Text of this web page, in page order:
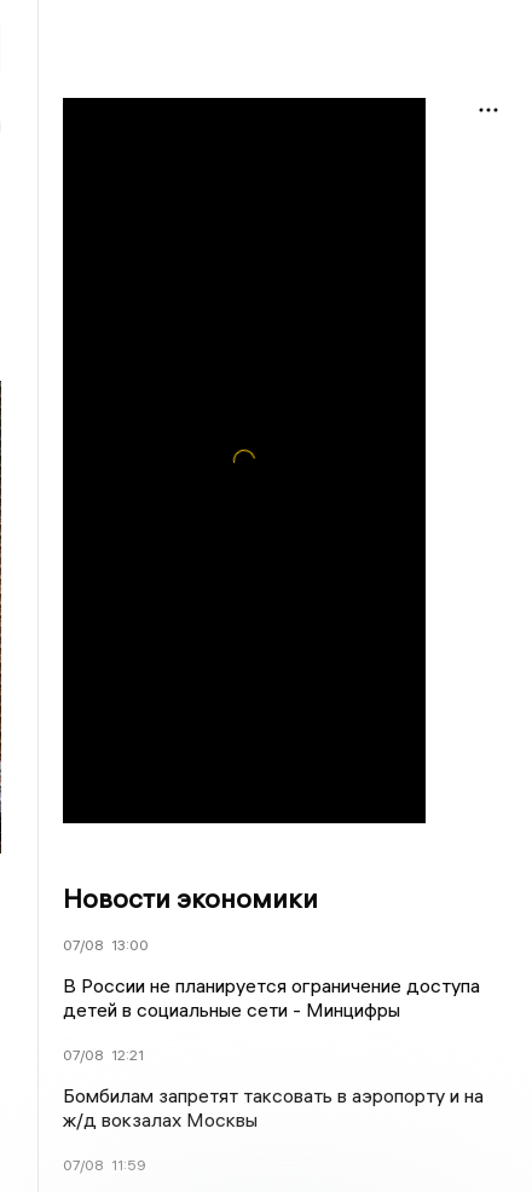
Новости экономики
07/08 13:00
В России не планируется ограничение доступа
детей в социальные сети - Минцифры
07/08 12:21
Бомбилам запретят таксовать в аэропорту и на
ж/д вокзалах Москвы
07/08 11:59